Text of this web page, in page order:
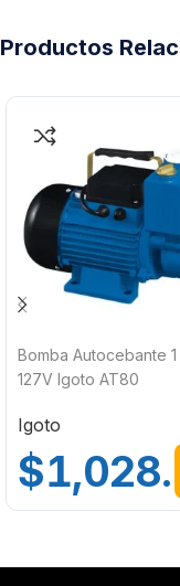
Productos
Bomba Autocebante 1
127V Igoto AT80
Igoto
$